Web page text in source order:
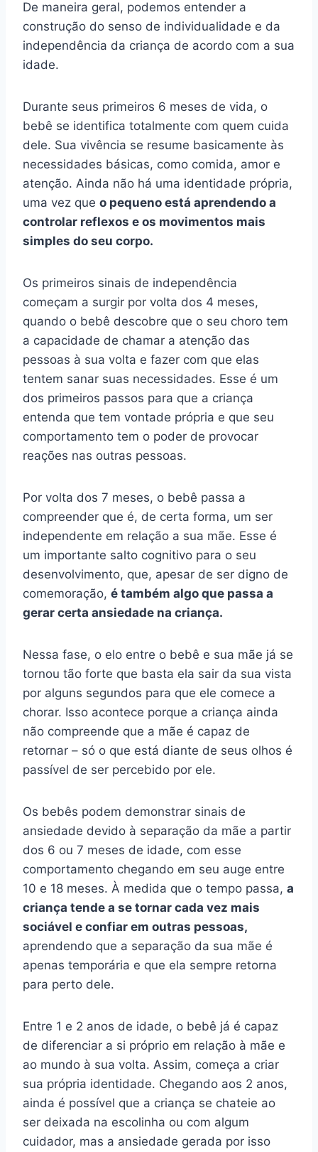
De maneira geral, podemos entender a
construção do senso de individualidade e da
independência da criança de acordo com a sua
idade.
Durante seus primeiros 6 meses de vida, o
bebê se identifica totalmente com quem cuida
dele. Sua vivência se resume basicamente às
necessidades básicas, como comida, amor e
atenção. Ainda não há uma identidade própria,
uma vez que o pequeno está aprendendo a
controlar reflexos e os movimentos mais
simples do seu corpo.
Os primeiros sinais de independência
começam a surgir por volta dos 4 meses,
quando o bebê descobre que o seu choro tem
a capacidade de chamar a atenção das
pessoas à sua volta e fazer com que elas
tentem sanar suas necessidades. Esse é um
dos primeiros passos para que a criança
entenda que tem vontade própria e que seu
comportamento tem o poder de provocar
reações nas outras pessoas.
Por volta dos 7 meses, o bebê passa a
compreender que é, de certa forma, um ser
independente em relação a sua mãe. Esse é
um importante salto cognitivo para o seu
desenvolvimento, que, apesar de ser digno de
comemoração, é também algo que passa a
gerar certa ansiedade na criança.
Nessa fase, o elo entre o bebê e sua mãe já se
tornou tão forte que basta ela sair da sua vista
por alguns segundos para que ele comece a
chorar. Isso acontece porque a criança ainda
não compreende que a mãe é capaz de
retornar – só o que está diante de seus olhos é
passível de ser percebido por ele.
Os bebês podem demonstrar sinais de
ansiedade devido à separação da mãe a partir
dos 6 ou 7 meses de idade, com esse
comportamento chegando em seu auge entre
10 e 18 meses. À medida que o tempo passa, a
criança tende a se tornar cada vez mais
sociável e confiar em outras pessoas,
aprendendo que a separação da sua mãe é
apenas temporária e que ela sempre retorna
para perto dele.
Entre 1 e 2 anos de idade, o bebê já é capaz
de diferenciar a si próprio em relação à mãe e
ao mundo à sua volta. Assim, começa a criar
sua própria identidade. Chegando aos 2 anos,
ainda é possível que a criança se chateie ao
ser deixada na escolinha ou com algum
cuidador, mas a ansiedade gerada por isso